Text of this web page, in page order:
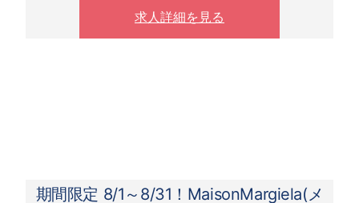
※ 夜10時以降は1.25倍
求人詳細を見る
期間限定 8/1～8/31！MaisonMargiela(メ